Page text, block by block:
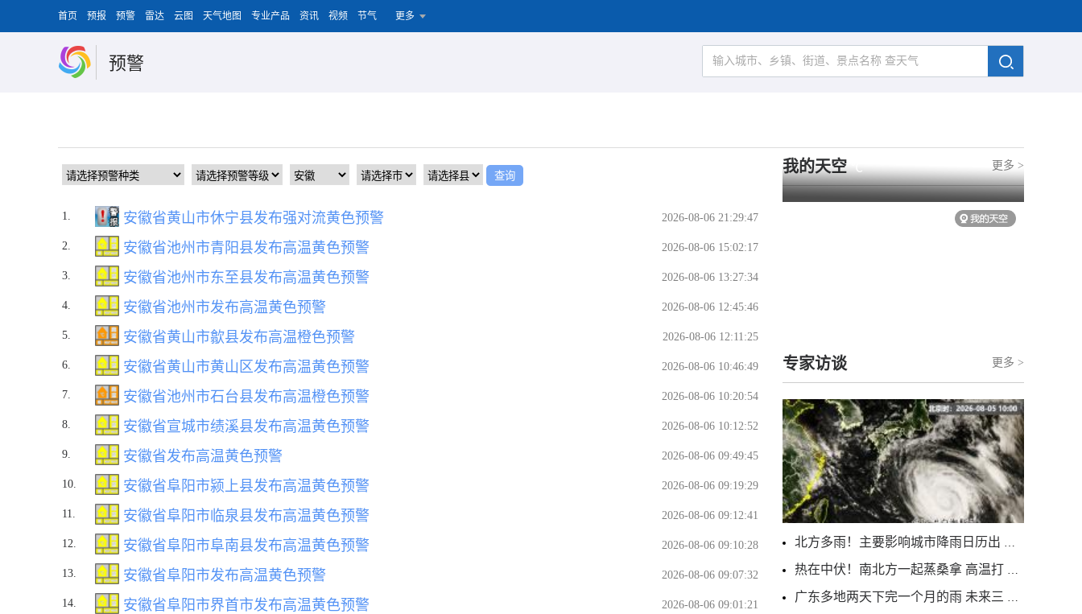
首页 预报 预警 雷达 云图 天气地图 专业产品 资讯 视频 节气 更多
预警
1. 安徽省黄山市休宁县发布强对流黄色预警 2026-08-06 21:29:47
2. 安徽省池州市青阳县发布高温黄色预警 2026-08-06 15:02:17
3. 安徽省池州市东至县发布高温黄色预警 2026-08-06 13:27:34
4. 安徽省池州市发布高温黄色预警 2026-08-06 12:45:46
5. 安徽省黄山市歙县发布高温橙色预警 2026-08-06 12:11:25
6. 安徽省黄山市黄山区发布高温黄色预警 2026-08-06 10:46:49
7. 安徽省池州市石台县发布高温橙色预警 2026-08-06 10:20:54
8. 安徽省宣城市绩溪县发布高温黄色预警 2026-08-06 10:12:52
9. 安徽省发布高温黄色预警 2026-08-06 09:49:45
10. 安徽省阜阳市颍上县发布高温黄色预警 2026-08-06 09:19:29
11. 安徽省阜阳市临泉县发布高温黄色预警 2026-08-06 09:12:41
12. 安徽省阜阳市阜南县发布高温黄色预警 2026-08-06 09:10:28
13. 安徽省阜阳市发布高温黄色预警 2026-08-06 09:07:32
14. 安徽省阜阳市界首市发布高温黄色预警 2026-08-06 09:01:21
我的天空 更多 >
℃
专家访谈 更多 >
北方多雨！主要影响城市降雨日历出炉 看哪里雨水超长待机
热在中伏！南北方一起蒸桑拿 高温打卡日历看哪里热力持久
广东多地两天下完一个月的雨 未来三天“红霞”残涡将北上一路洒水